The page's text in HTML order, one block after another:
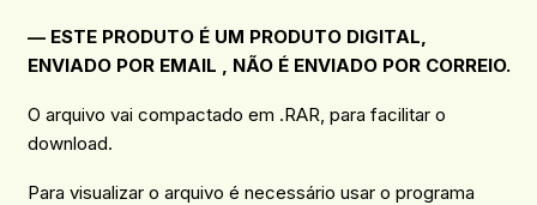
— ESTE PRODUTO É UM PRODUTO DIGITAL,
ENVIADO POR EMAIL , NÃO É ENVIADO POR CORREIO.
O arquivo vai compactado em .RAR, para facilitar o
download.
Para visualizar o arquivo é necessário usar o programa